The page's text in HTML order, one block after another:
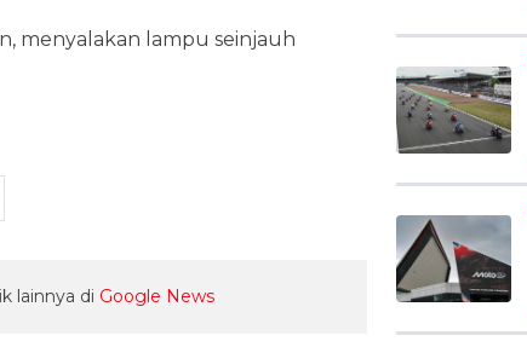
menyalakan lampu seinjauh
lainnya di Google News